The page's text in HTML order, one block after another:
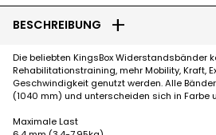
BESCHREIBUNG add
Die beliebten KingsBox Widerstandsbänder
Rehabilitationstraining, mehr Mobility, Kraft,
Geschwindigkeit genutzt werden. Alle
(1040 mm) und unterscheiden sich in Farbe
Maximale Last